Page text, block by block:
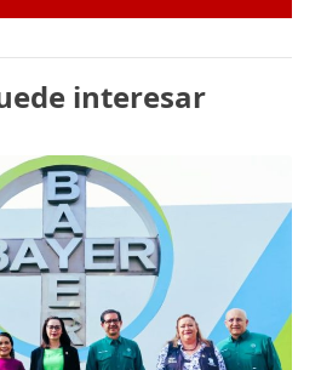
interesar